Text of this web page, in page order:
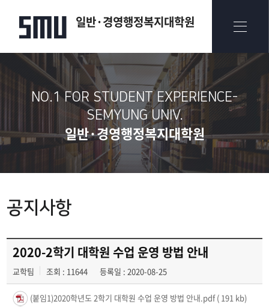
일반·경영행정복지대학원
NO.1 FOR STUDENT EXPERIENCE-
SEMYUNG UNIV.​
일반·경영행정복지대학원
공지사항
2020-2학기 대학원 수업 운영 방법 안내
교학팀 조회 : 11644 등록일 : 2020-08-25
(붙임1)2020학년도 2학기 대학원 수업 운영 방법 안내.pdf( 191 kb)